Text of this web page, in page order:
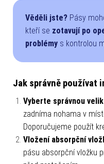
Věděli jste? Pásy
kteří se zotavují po
problémy s kontrolou
Jak správně používat
Vyberte správnou
zadníma nohama v
Doporučujeme použít
Vložení absorpční
pásu absorpční vložku